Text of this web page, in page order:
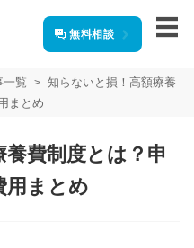
無料相談
一覧
知らないと損！高額療養
まとめ
費制度とは？申
用まとめ